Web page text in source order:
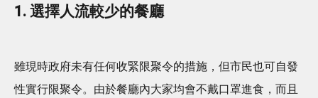
1. 選擇人流較少的餐廳
雖現時政府未有任何收緊限聚令的措施，但市民也可自發
性實行限聚令。由於餐廳內大家均會不戴口罩進食，而且